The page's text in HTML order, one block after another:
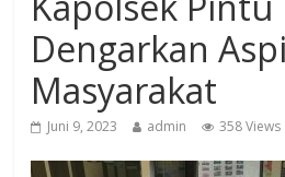
Dengarkan
Masyarakat
Juni 9, 2023 admin 358 Views